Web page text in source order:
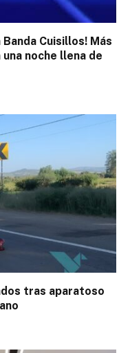
Cuisillos! Más
noche llena de
tras aparatoso